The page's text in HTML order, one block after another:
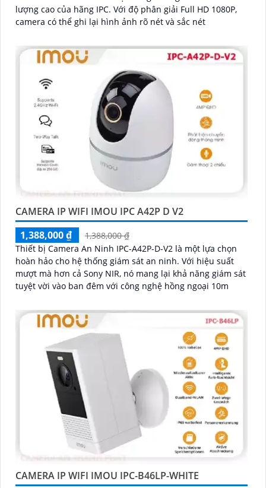
lượng cao của hãng IPC. Với độ phân giải Full HD 1080P,
camera có thể ghi lại hình ảnh rõ nét và sắc nét
CAMERA IP WIFI IMOU IPC A42P D V2
1,388,000 ₫
1,388,000 ₫
Thiết bị Camera An Ninh IPC-A42P-D-V2 là một lựa chọn
hoàn hảo cho hệ thống giám sát an ninh. Với hiệu suất
mượt mà hơn cả Sony NIR, nó mang lại khả năng giám sát
tuyệt vời vào ban đêm với công nghệ hồng ngoại 10m
CAMERA IP WIFI IMOU IPC-B46LP-WHITE